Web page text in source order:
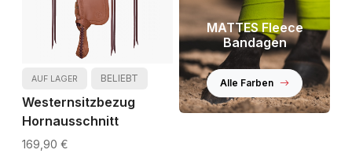
AUF LAGER BELIEBT
Westernsitzbezug
Hornausschnitt
169,90 €
MATTES Fleece
Bandagen
Alle Farben